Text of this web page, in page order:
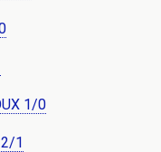
1/0
1